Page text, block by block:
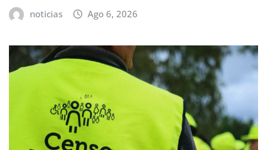
noticias Ago 6, 2026